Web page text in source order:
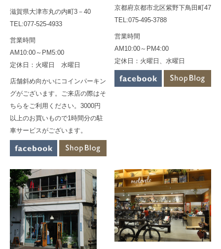
滋賀県大津市丸の内町3－40
TEL:077-525-4933
営業時間
AM10:00～PM5:00
定休日：火曜日 水曜日
店舗斜め向かいにコインパーキン
グがございます。ご来店の際はそ
ちらをご利用ください。3000円
以上のお買いもので1時間分の駐
車サービスがございます。
京都府京都市北区紫野下鳥田町47
TEL:075-495-3788
営業時間
AM10:00～PM4:00
定休日：火曜日、水曜日